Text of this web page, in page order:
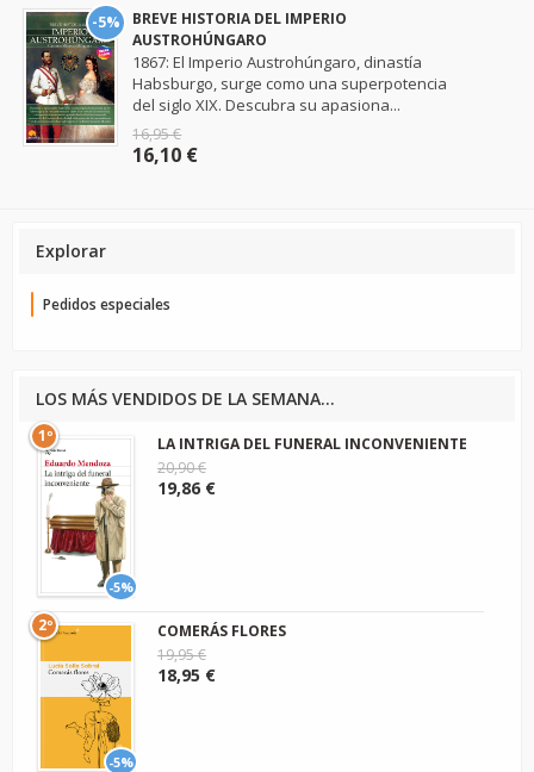
-5%
BREVE HISTORIA DEL IMPERIO
AUSTROHÚNGARO
1867: El Imperio Austrohúngaro, dinastía
Habsburgo, surge como una superpotencia
del siglo XIX. Descubra su apasiona...
16,95 €
16,10 €
Explorar
Pedidos especiales
LOS MÁS VENDIDOS DE LA SEMANA...
-5%
1º
LA INTRIGA DEL FUNERAL INCONVENIENTE
20,90 €
19,86 €
-5%
2º
COMERÁS FLORES
19,95 €
18,95 €